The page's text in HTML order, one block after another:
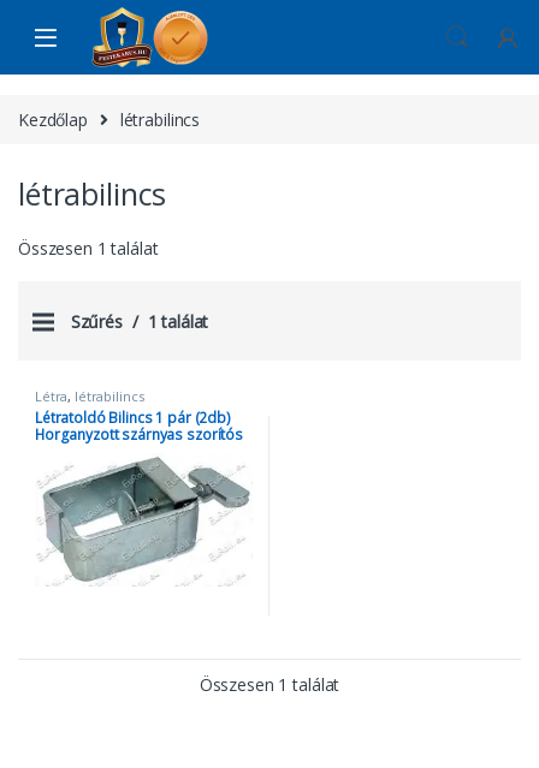
Skip to navigation
Skip to content
Kezdőlap létrabilincs
létrabilincs
Összesen 1 találat
Szűrés 1 találat
Létra, létrabilincs
Létratoldó Bilincs 1 pár (2db)
Horganyzott szárnyas szorítós
Összesen 1 találat